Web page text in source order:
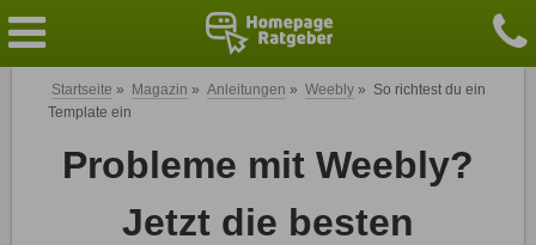
Startseite » Magazin » Anleitungen » Weebly » So richtest du ein
Template ein
Probleme mit Weebly?
Jetzt die besten